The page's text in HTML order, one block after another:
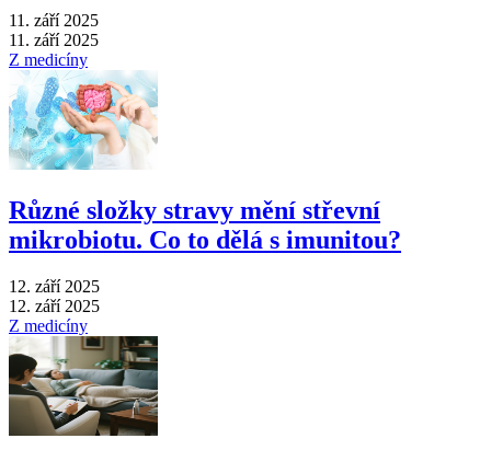
11. září 2025
11. září 2025
Z medicíny
Různé složky stravy mění střevní
mikrobiotu. Co to dělá s imunitou?
12. září 2025
12. září 2025
Z medicíny